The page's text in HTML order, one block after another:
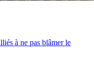
à ne pas blâmer le